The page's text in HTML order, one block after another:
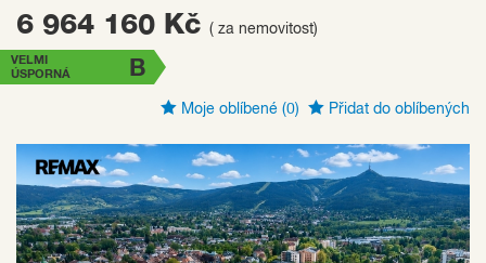
6 964 160 Kč ( za nemovitost)
B
VELMI
ÚSPORNÁ
Moje oblíbené (0) Přidat do oblíbených